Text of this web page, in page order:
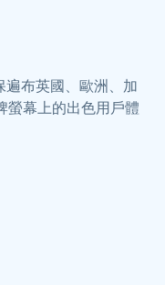
布英國、歐洲、加
幕上的出色用戶體